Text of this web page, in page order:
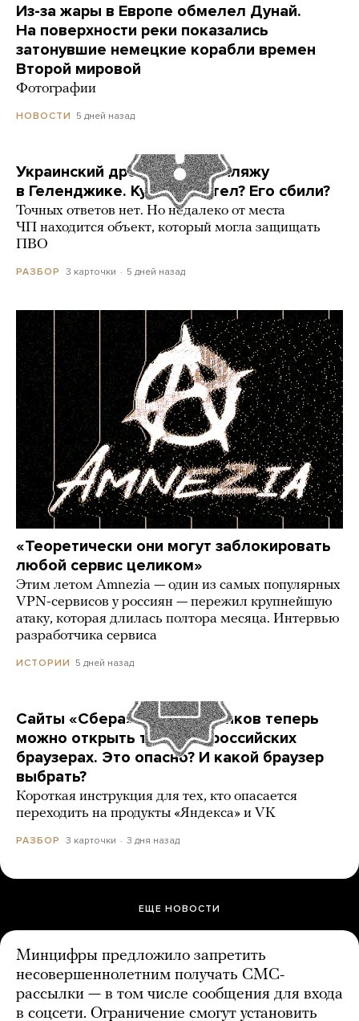
Из-за жары в Европе обмелел Дунай.
На поверхности реки показались
затонувшие немецкие корабли времен
Второй мировой
Фотографии
НОВОСТИ 5 дней назад
Украинский дрон попал по пляжу
в Геленджике. Куда он летел? Его сбили?
Точных ответов нет. Но недалеко от места
ЧП находится объект, который могла защищать
ПВО
РАЗБОР 3 карточки 5 дней назад
«Теоретически они могут заблокировать
любой сервис целиком»
Этим летом Amnezia — один из самых популярных
VPN-сервисов у россиян — пережил крупнейшую
атаку, которая длилась полтора месяца. Интервью
разработчика сервиса
ИСТОРИИ 5 дней назад
Сайты «Сбера» и других банков теперь
можно открыть только в российских
браузерах. Это опасно? И какой браузер
выбрать?
Короткая инструкция для тех, кто опасается
переходить на продукты «Яндекса» и VK
РАЗБОР 3 карточки 3 дня назад
ЕЩЕ НОВОСТИ
Минцифры предложило запретить
несовершеннолетним получать СМС-
рассылки — в том числе сообщения для входа
в соцсети. Ограничение смогут установить